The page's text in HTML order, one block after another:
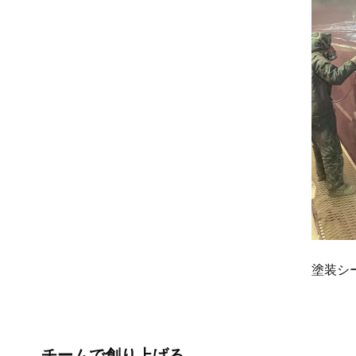
塗装シ